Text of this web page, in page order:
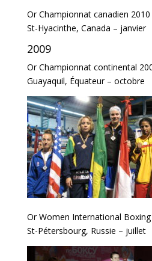
Or Championnat canadien 2010
St-Hyacinthe, Canada – janvier
2009
Or Championnat continental
Guayaquil, Équateur – octobre
Or Women International
St-Pétersbourg, Russie – juillet